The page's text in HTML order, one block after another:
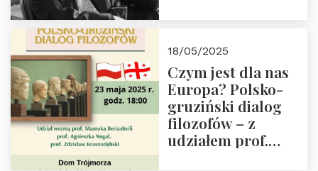
społeczny, członek
Kapituły Nagrody
im. Prezydenta
Lecha
Kaczyńskiego.
Wielki autorytet.
18/05/2025
Czym jest dla nas
Europa? Polsko-
gruziński dialog
filozofów – z
udziałem prof.